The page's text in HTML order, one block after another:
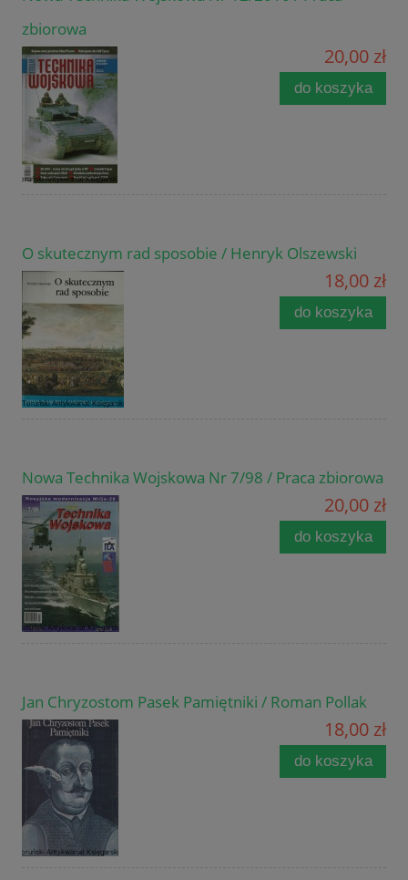
zbiorowa
20,00 zł
do koszyka
O skutecznym rad sposobie / Henryk Olszewski
18,00 zł
do koszyka
Nowa Technika Wojskowa Nr 7/98 / Praca zbiorowa
20,00 zł
do koszyka
Jan Chryzostom Pasek Pamiętniki / Roman Pollak
18,00 zł
do koszyka